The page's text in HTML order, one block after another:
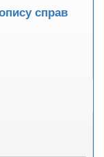
справ